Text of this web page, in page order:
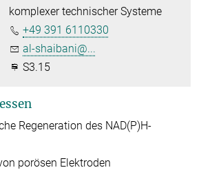
komplexer technischer Systeme
+49 391 6110330
al-shaibani@...
S3.15
Regeneration des NAD(P)H-
porösen Elektroden